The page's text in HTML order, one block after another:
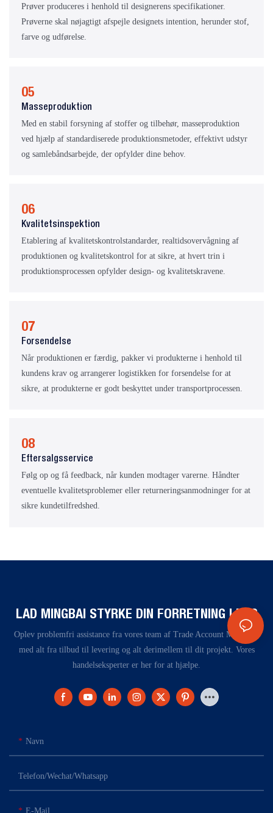
Prøver produceres i henhold til designerens specifikationer.
Prøverne skal nøjagtigt afspejle designets intention, herunder stof,
farve og udførelse.
05
Masseproduktion
Med en stabil forsyning af stoffer og tilbehør, masseproduktion
ved hjælp af standardiserede produktionsmetoder, effektivt udstyr
og samlebåndsarbejde, der opfylder dine behov.
06
Kvalitetsinspektion
Etablering af kvalitetskontrolstandarder, realtidsovervågning af
produktionen og kvalitetskontrol for at sikre, at hvert trin i
produktionsprocessen opfylder design- og kvalitetskravene.
07
Forsendelse
Når produktionen er færdig, pakker vi produkterne i henhold til
kundens krav og arrangerer logistikken for forsendelse for at
sikre, at produkterne er godt beskyttet under transportprocessen.
08
Eftersalgsservice
Følg op og få feedback, når kunden modtager varerne. Håndter
eventuelle kvalitetsproblemer eller returneringsanmodninger for at
sikre kundetilfredshed.
LAD MINGBAI STYRKE DIN FORRETNING I DAG
Oplev problemfri assistance fra vores team af Trade Account Managers
med alt fra tilbud til levering og alt derimellem til dit projekt. Vores
handelseksperter er her for at hjælpe.
Navn
Telefon/Wechat/Whatsapp
E-Mail.